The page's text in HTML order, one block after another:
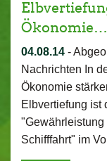
Ökonomie…
04.08.14 -
Nachrichten In
Ökonomie
Elbvertiefung ist
Schifffahrt" im